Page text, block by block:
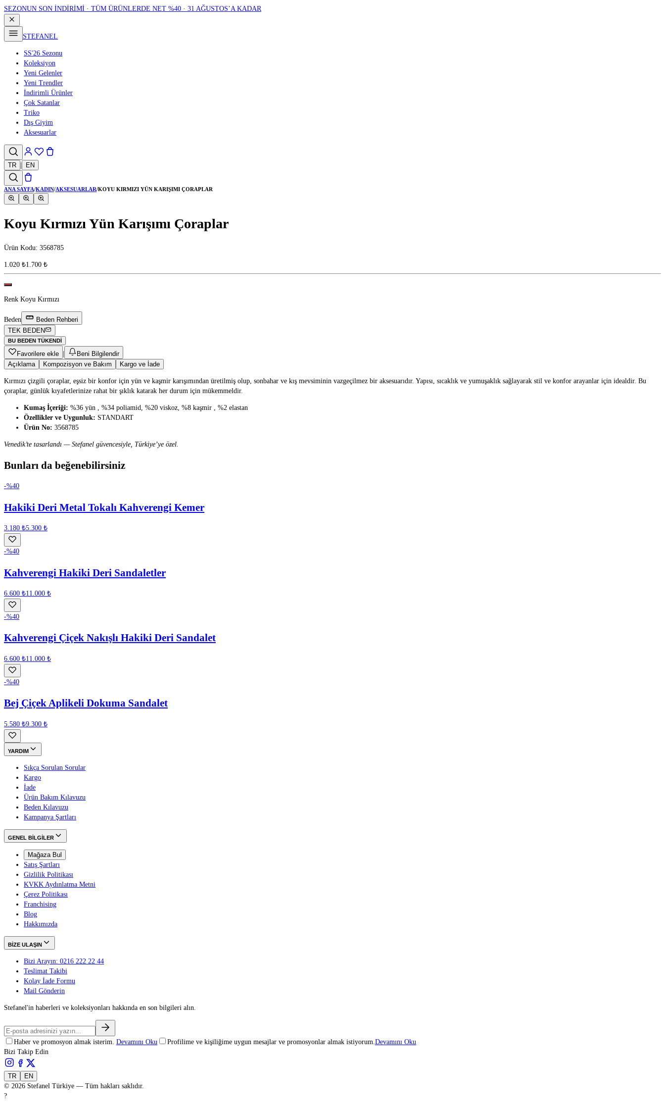
SEZONUN SON İNDİRİMİ · TÜM ÜRÜNLERDE NET %40 · 31 AĞUSTOS’A KADAR
STEFANEL
SS'26 Sezonu
Koleksiyon
Yeni Gelenler
Yeni Trendler
İndirimli Ürünler
Çok Satanlar
Triko
Dış Giyim
Aksesuarlar
TR EN
ANA SAYFA/KADIN/AKSESUARLAR/KOYU KIRMIZI YÜN KARIŞIMI ÇORAPLAR
Koyu Kırmızı Yün Karışımı Çoraplar
Ürün Kodu: 3568785
1.020 ₺1.700 ₺
Renk Koyu Kırmızı
Beden
Beden Rehberi
TEK BEDEN
BU BEDEN TÜKENDI
Favorilere ekle |
Beni Bilgilendir
Açıklama
Kompozisyon ve Bakım Kargo ve İade
Kırmızı çizgili çoraplar, eşsiz bir konfor için yün ve kaşmir karışımından üretilmiş olup, sonbahar ve kış mevsiminin vazgeçilmez bir aksesuarıdır. Yapısı, sıcaklık ve yumuşaklık sağlayarak stil ve konfor arayanlar için idealdir. Bu
çoraplar, günlük kıyafetlerinize rahat bir şıklık katarak her durum için mükemmeldir.
Kumaş İçeriği: %36 yün , %34 poliamid, %20 viskoz, %8 kaşmir , %2 elastan
Özellikler ve Uygunluk: STANDART
Ürün No: 3568785
Venedik’te tasarlandı — Stefanel güvencesiyle, Türkiye’ye özel.
Bunları da beğenebilirsiniz
-%40
Hakiki Deri Metal Tokalı Kahverengi Kemer
3.180 ₺5.300 ₺
-%40
Kahverengi Hakiki Deri Sandaletler
6.600 ₺11.000 ₺
-%40
Kahverengi Çiçek Nakışlı Hakiki Deri Sandalet
6.600 ₺11.000 ₺
-%40
Bej Çiçek Aplikeli Dokuma Sandalet
5.580 ₺9.300 ₺
YARDIM
Sıkça Sorulan Sorular
Kargo
İade
Ürün Bakım Kılavuzu
Beden Kılavuzu
Kampanya Şartları
GENEL BİLGİLER
Mağaza Bul
Satış Şartları
Gizlilik Politikası
KVKK Aydınlatma Metni
Çerez Politikası
Franchising
Blog
Hakkımızda
BİZE ULAŞIN
Bizi Arayın: 0216 222 22 44
Teslimat Takibi
Kolay İade Formu
Mail Gönderin
Stefanel'in haberleri ve koleksiyonları hakkında en son bilgileri alın.
Haber ve promosyon almak isterim. Devamını Oku Profilime ve kişiliğime uygun mesajlar ve promosyonlar almak istiyorum. Devamını Oku
Bizi Takip Edin
TR
EN
© 2026 Stefanel Türkiye — Tüm hakları saklıdır.
?